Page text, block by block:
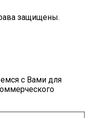
защищены.
с Вами для